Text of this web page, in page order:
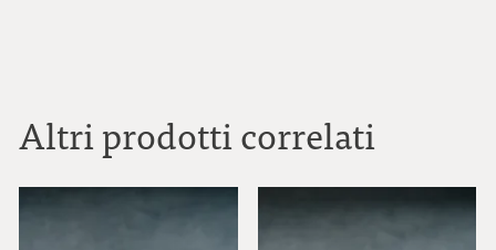
Altri prodotti correlati